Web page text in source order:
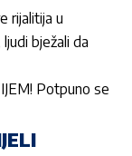
rijalitija u
bježali da
Potpuno se